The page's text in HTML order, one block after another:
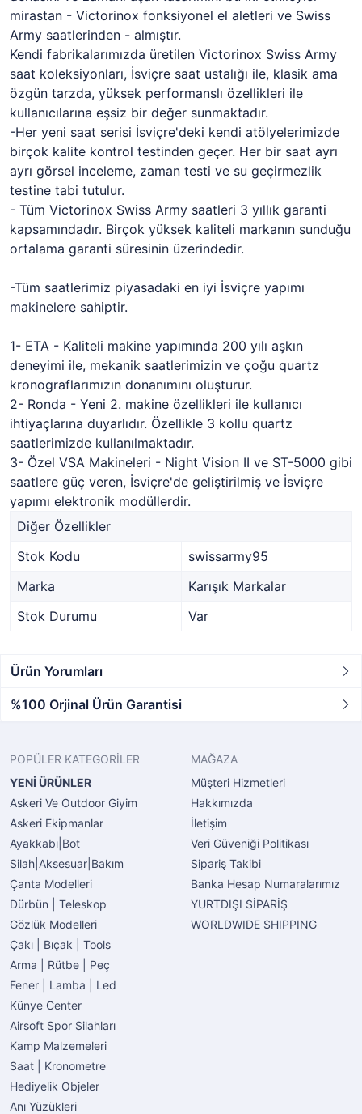
mirastan - Victorinox fonksiyonel el aletleri ve Swiss
Army saatlerinden - almıştır.
Kendi fabrikalarımızda üretilen Victorinox Swiss Army
saat koleksiyonları, İsviçre saat ustalığı ile, klasik ama
özgün tarzda, yüksek performanslı özellikleri ile
kullanıcılarına eşsiz bir değer sunmaktadır.
-Her yeni saat serisi İsviçre'deki kendi atölyelerimizde
birçok kalite kontrol testinden geçer. Her bir saat ayrı
ayrı görsel inceleme, zaman testi ve su geçirmezlik
testine tabi tutulur.
- Tüm Victorinox Swiss Army saatleri 3 yıllık garanti
kapsamındadır. Birçok yüksek kaliteli markanın sunduğu
ortalama garanti süresinin üzerindedir.
-Tüm saatlerimiz piyasadaki en iyi İsviçre yapımı
makinelere sahiptir.
1- ETA - Kaliteli makine yapımında 200 yılı aşkın
deneyimi ile, mekanik saatlerimizin ve çoğu quartz
kronograflarımızın donanımını oluşturur.
2- Ronda - Yeni 2. makine özellikleri ile kullanıcı
ihtiyaçlarına duyarlıdır. Özellikle 3 kollu quartz
saatlerimizde kullanılmaktadır.
3- Özel VSA Makineleri - Night Vision II ve ST-5000 gibi
saatlere güç veren, İsviçre'de geliştirilmiş ve İsviçre
yapımı elektronik modüllerdir.
Diğer Özellikler
Stok Kodu
swissarmy95
Marka
Karışık Markalar
Stok Durumu
Var
Ürün Yorumları
%100 Orjinal Ürün Garantisi
POPÜLER KATEGORİLER
YENİ ÜRÜNLER
Askeri Ve Outdoor Giyim
Askeri Ekipmanlar
Ayakkabı|Bot
Silah|Aksesuar|Bakım
Çanta Modelleri
Dürbün | Teleskop
Gözlük Modelleri
Çakı | Bıçak | Tools
Arma | Rütbe | Peç
Fener | Lamba | Led
Künye Center
Airsoft Spor Silahları
Kamp Malzemeleri
Saat | Kronometre
Hediyelik Objeler
Anı Yüzükleri
MAĞAZA
Müşteri Hizmetleri
Hakkımızda
İletişim
Veri Güveniği Politikası
Sipariş Takibi
Banka Hesap Numaralarımız
YURTDIŞI SİPARİŞ
WORLDWIDE SHIPPING